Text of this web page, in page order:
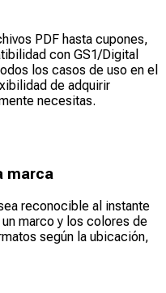
PDF hasta cupones,
con GS1/Digital
los casos de uso en el
de adquirir
necesitas.
marca
reconocible al instante
marco y los colores de
según la ubicación,